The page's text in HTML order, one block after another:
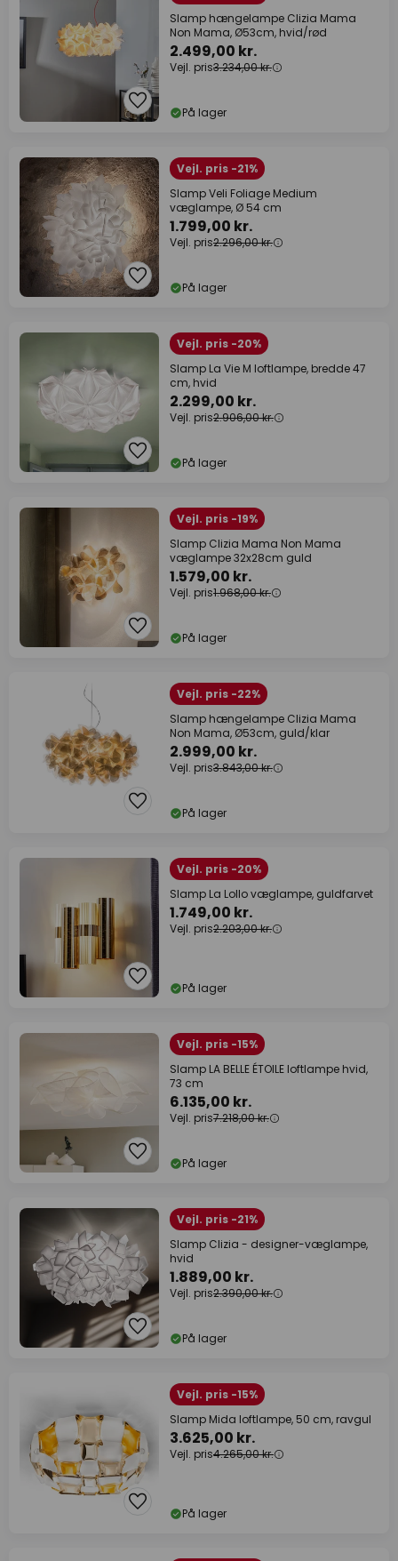
Slamp hængelampe Clizia Mama
Non Mama, Ø53cm, hvid/rød
2.499,00 kr.
Vejl. pris3.234,00 kr.
På lager
Vejl. pris -21%
Slamp Veli Foliage Medium
væglampe, Ø 54 cm
1.799,00 kr.
Vejl. pris2.296,00 kr.
På lager
Vejl. pris -20%
Slamp La Vie M loftlampe, bredde 47
cm, hvid
2.299,00 kr.
Vejl. pris2.906,00 kr.
På lager
Vejl. pris -19%
Slamp Clizia Mama Non Mama
væglampe 32x28cm guld
1.579,00 kr.
Vejl. pris1.968,00 kr.
På lager
Vejl. pris -22%
Slamp hængelampe Clizia Mama
Non Mama, Ø53cm, guld/klar
2.999,00 kr.
Vejl. pris3.843,00 kr.
På lager
Vejl. pris -20%
Slamp La Lollo væglampe, guldfarvet
1.749,00 kr.
Vejl. pris2.203,00 kr.
På lager
Vejl. pris -15%
Slamp LA BELLE ÉTOILE loftlampe hvid,
73 cm
6.135,00 kr.
Vejl. pris7.218,00 kr.
På lager
Vejl. pris -21%
Slamp Clizia - designer-væglampe,
hvid
1.889,00 kr.
Vejl. pris2.390,00 kr.
På lager
Vejl. pris -15%
Slamp Mida loftlampe, 50 cm, ravgul
3.625,00 kr.
Vejl. pris4.265,00 kr.
På lager